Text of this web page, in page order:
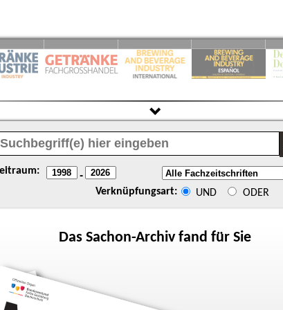
-
Verknüpfungsart: UND ODER
Das Sachon-Archiv fand für Sie